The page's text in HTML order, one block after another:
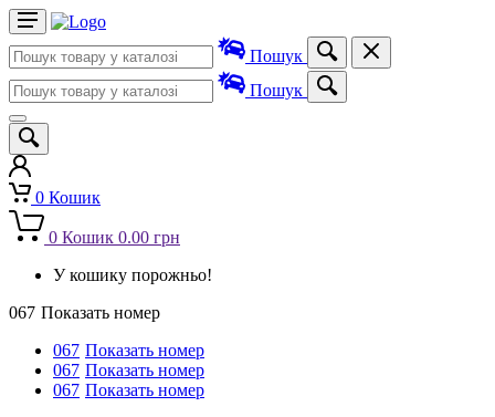
Пошук
Пошук
0 Кошик
0 Кошик 0.00 грн
У кошику порожньо!
067 Показать номер
067 Показать номер
067 Показать номер
067 Показать номер